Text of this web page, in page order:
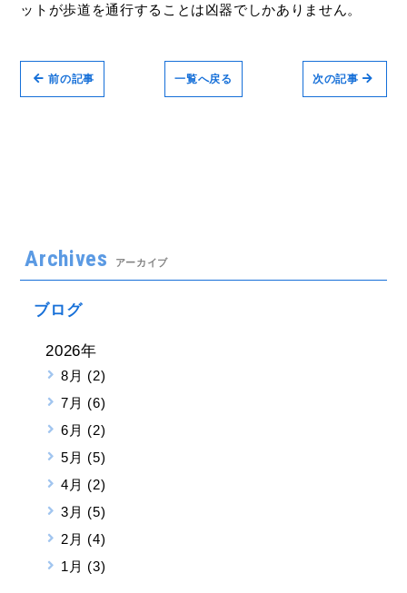
ットが歩道を通行することは凶器でしかありません。
次の記事
一覧へ戻る
前の記事
Archives アーカイブ
ブログ
2026年
8月 (2)
7月 (6)
6月 (2)
5月 (5)
4月 (2)
3月 (5)
2月 (4)
1月 (3)